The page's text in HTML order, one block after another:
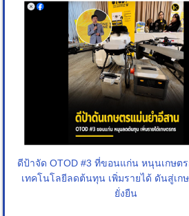
ดีป้าจัด OTOD #3 ที่ขอนแก่น หนุนเกษต
เทคโนโลยีลดต้นทุน เพิ่มรายได้ ดันสู่เก
ยั่งยืน